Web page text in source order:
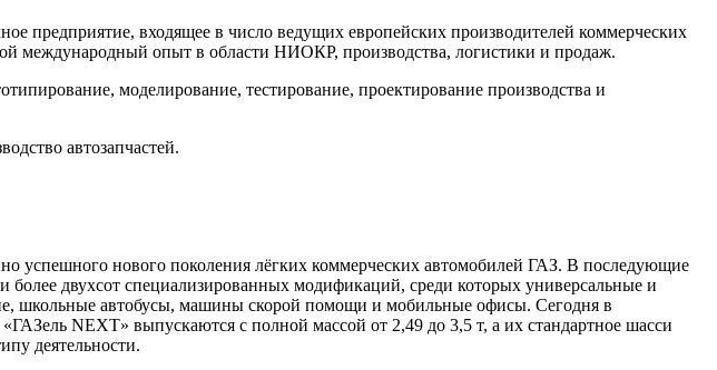
предприятие, входящее в число ведущих европейских производителей коммерческих
международный опыт в области НИОКР, производства, логистики и продаж.
моделирование, тестирование, проектирование производства и
автозапчастей.
успешного нового поколения лёгких коммерческих автомобилей ГАЗ. В последующие
более двухсот специализированных модификаций, среди которых универсальные и
школьные автобусы, машины скорой помощи и мобильные офисы. Сегодня в
NEXT» выпускаются с полной массой от 2,49 до 3,5 т, а их стандартное шасси
деятельности.